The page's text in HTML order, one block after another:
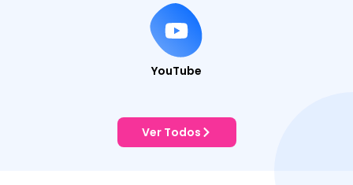
YouTube
Ver Todos